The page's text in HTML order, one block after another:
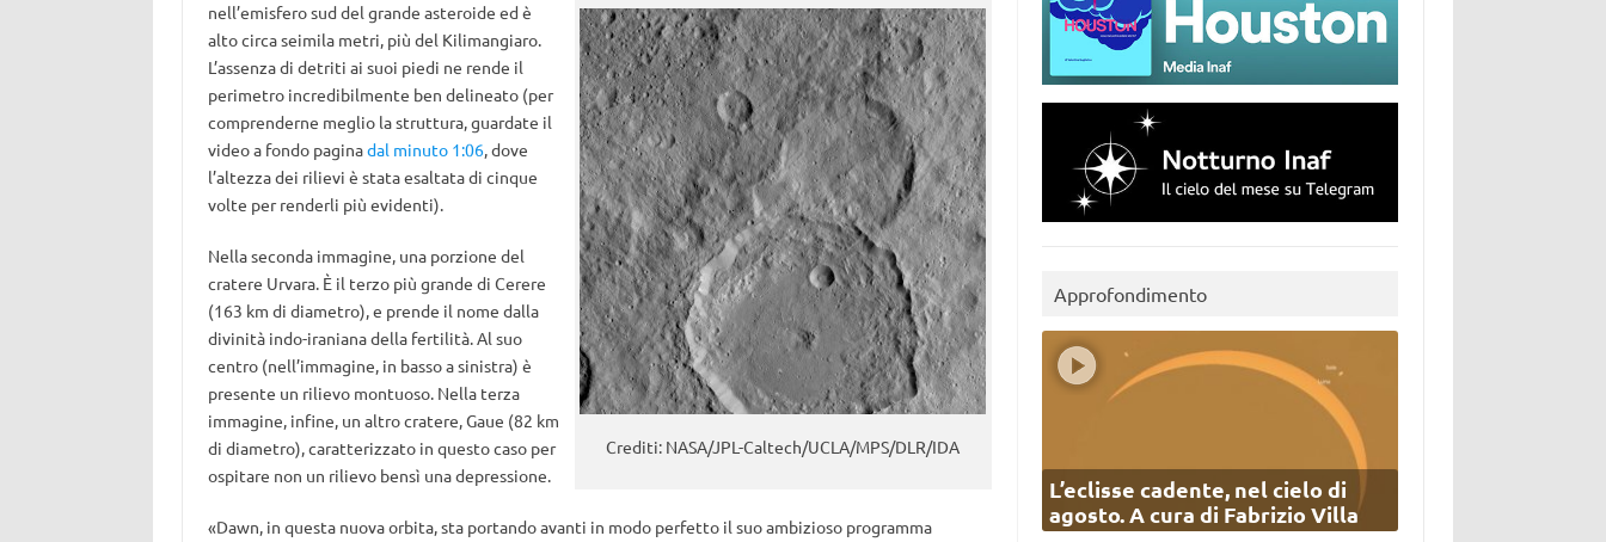
Crediti: NASA/JPL-Caltech/UCLA/MPS/DLR/IDA
nell’emisfero sud del grande asteroide ed è
alto circa seimila metri, più del Kilimangiaro.
L’assenza di detriti ai suoi piedi ne rende il
perimetro incredibilmente ben delineato (per
comprenderne meglio la struttura, guardate il
video a fondo paginadal minuto 1:06, dove
l’altezza dei rilievi è stata esaltata di cinque
volte per renderli più evidenti).
Nella seconda immagine, una porzione del
cratere Urvara. È il terzo più grande di Cerere
(163 km di diametro), e prende il nome dalla
divinità indo-iraniana della fertilità. Al suo
centro (nell’immagine, in basso a sinistra) è
presente un rilievo montuoso. Nella terza
immagine, infine, un altro cratere, Gaue (82 km
di diametro), caratterizzato in questo caso per
ospitare non un rilievo bensì una depressione.
«Dawn, in questa nuova orbita, sta portando avanti in modo perfetto il suo ambizioso programma
Approfondimento
L’eclisse cadente, nel cielo di
agosto. A cura di Fabrizio Villa